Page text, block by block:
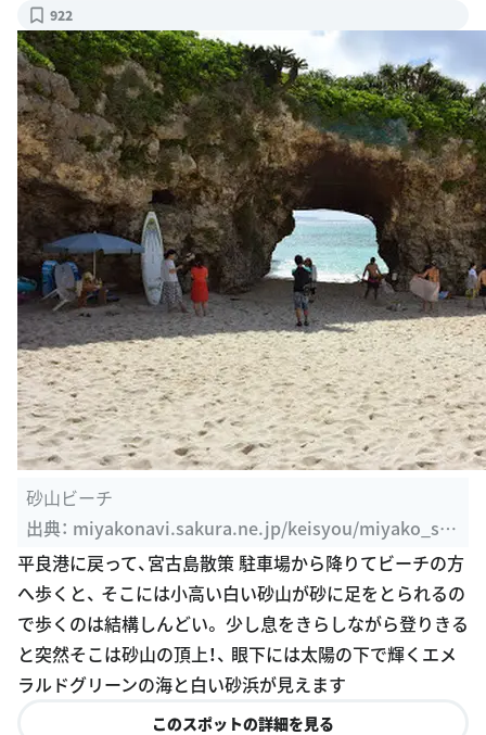
922
砂山ビーチ
出典： miyakonavi.sakura.ne.jp/keisyou/miyako_su
nayama.html
平良港に戻って、宮古島散策 駐車場から降りてビーチの方
へ歩くと、 そこには小高い白い砂山が砂に足をとられるの
で歩くのは結構しんどい。 少し息をきらしながら登りきる
と突然そこは砂山の頂上！、 眼下には太陽の下で輝くエメ
ラルドグリーンの海と白い砂浜が見えます
このスポットの詳細を見る